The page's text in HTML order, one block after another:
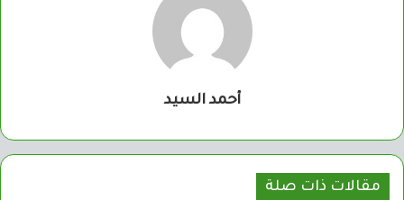
أحمد السيد
مقالات ذات صلة